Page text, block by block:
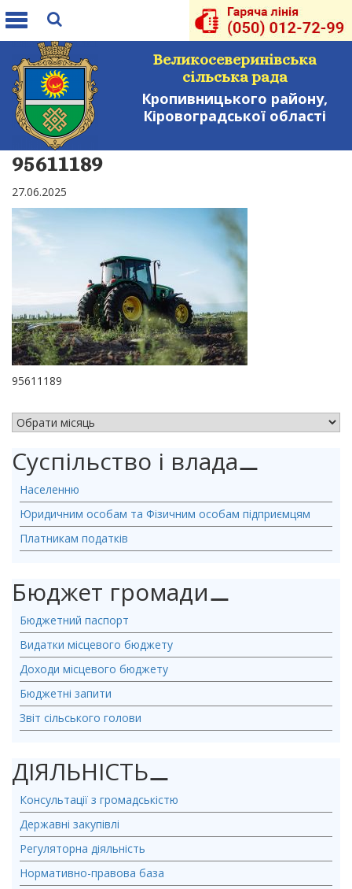
Toggle
Великосеверинівська
сільська рада
Кропивницького району,
Кіровоградської області
95611189
27.06.2025
95611189
Суспільство і влада⚊
Населенню
Юридичним особам та Фізичним особам підприємцям
Платникам податків
Бюджет громади⚊
Бюджетний паспорт
Видатки місцевого бюджету
Доходи місцевого бюджету
Бюджетні запити
Звіт сільського голови
ДІЯЛЬНІСТЬ⚊
Консультації з громадськістю
Державні закупівлі
Регуляторна діяльність
Нормативно-правова база